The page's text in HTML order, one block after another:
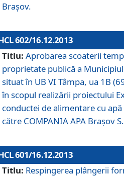
Braşov.
602/16.12.2013
Titlu: Aprobarea scoaterii
proprietate publică a
situat în UB VI Tâmpa, ua 1B
în scopul realizării proiectului
conductei de alimentare cu
către COMPANIA APA Braşov
601/16.12.2013
Titlu: Respingerea plângerii